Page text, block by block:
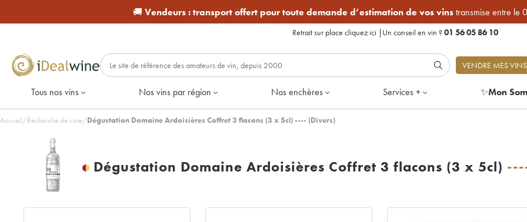
🚚 Vendeurs :transport offert pour toute demande d’estimation de vos vinstransmise entre le
Retrait sur place cliquez ici | Un conseil en vin ?01 56 05 86 10
VENDRE MES VINS
Tous nos vins Nos vins par région Nos enchères Services + ✨Mon
Accueil/Recherche de cote/Dégustation Domaine Ardoisières Coffret 3 flacons (3 x 5cl) ---- (Divers)
Dégustation Domaine Ardoisières Coffret 3 flacons (3 x 5cl)